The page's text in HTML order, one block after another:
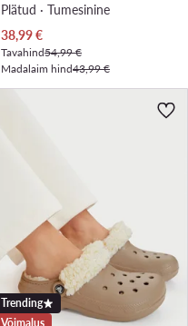
Plätud · Tumesinine
Praegune hind
38,99€
Tavahind54,99 €
Madalaim hind43,99 €
Trending
Võimalus